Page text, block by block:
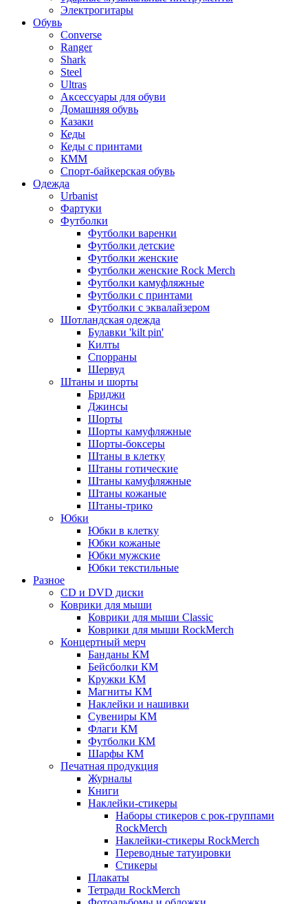
Электрогитары
Обувь
Converse
Ranger
Shark
Steel
Ultras
Аксессуары для обуви
Домашняя обувь
Казаки
Кеды
Кеды с принтами
КММ
Спорт-байкерская обувь
Одежда
Urbanist
Фартуки
Футболки
Футболки варенки
Футболки детские
Футболки женские
Футболки женские Rock Merch
Футболки камуфляжные
Футболки с принтами
Футболки с эквалайзером
Шотландская одежда
Булавки 'kilt pin'
Килты
Спорраны
Шервуд
Штаны и шорты
Бриджи
Джинсы
Шорты
Шорты камуфляжные
Шорты-боксеры
Штаны в клетку
Штаны готические
Штаны камуфляжные
Штаны кожаные
Штаны-трико
Юбки
Юбки в клетку
Юбки кожаные
Юбки мужские
Юбки текстильные
Разное
CD и DVD диски
Коврики для мыши
Коврики для мыши Classic
Коврики для мыши RockMerch
Концертный мерч
Банданы КМ
Бейсболки КМ
Кружки КМ
Магниты КМ
Наклейки и нашивки
Сувениры КМ
Флаги КМ
Футболки КМ
Шарфы КМ
Печатная продукция
Журналы
Книги
Наклейки-стикеры
Наборы стикеров с рок-группами
RockMerch
Наклейки-стикеры RockMerch
Переводные татуировки
Стикеры
Плакаты
Тетради RockMerch